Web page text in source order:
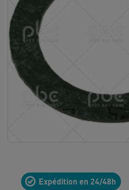
Vous ne
trouvez
pas
votre
produit ?
Contactez
notre
service
10Expédition en 24/48h